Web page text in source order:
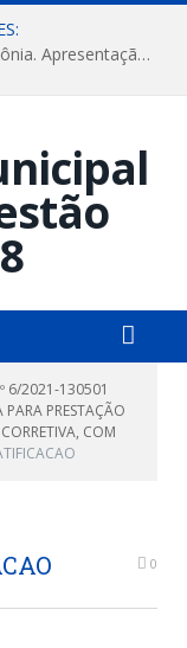
FESTRIBAL 2026 – No Coração da Amazônia. Apresentação da Munduruku.
6/2021-130501
PRESTAÇÃO
COM
0